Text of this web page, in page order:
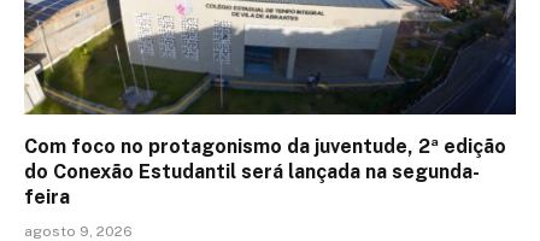
Com foco no protagonismo da juventude, 2ª edição
do Conexão Estudantil será lançada na segunda-
feira
agosto 9, 2026